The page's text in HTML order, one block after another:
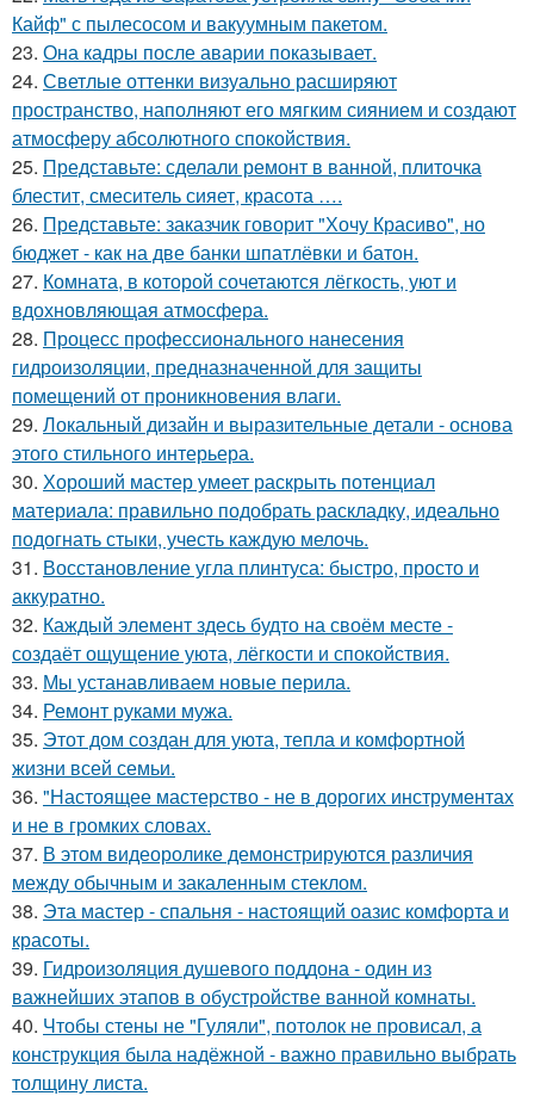
Кайф" с пылесосом и вакуумным пакетом.
23. Она кадры после аварии показывает.
24. Светлые оттенки визуально расширяют
пространство, наполняют его мягким сиянием и создают
атмосферу абсолютного спокойствия.
25. Представьте: сделали ремонт в ванной, плиточка
блестит, смеситель сияет, красота ….
26. Представьте: заказчик говорит "Хочу Красиво", но
бюджет - как на две банки шпатлёвки и батон.
27. Комната, в которой сочетаются лёгкость, уют и
вдохновляющая атмосфера.
28. Процесс профессионального нанесения
гидроизоляции, предназначенной для защиты
помещений от проникновения влаги.
29. Локальный дизайн и выразительные детали - основа
этого стильного интерьера.
30. Хороший мастер умеет раскрыть потенциал
материала: правильно подобрать раскладку, идеально
подогнать стыки, учесть каждую мелочь.
31. Восстановление угла плинтуса: быстро, просто и
аккуратно.
32. Каждый элемент здесь будто на своём месте -
создаёт ощущение уюта, лёгкости и спокойствия.
33. Мы устанавливаем новые перила.
34. Ремонт руками мужа.
35. Этот дом создан для уюта, тепла и комфортной
жизни всей семьи.
36. "Настоящее мастерство - не в дорогих инструментах
и не в громких словах.
37. В этом видеоролике демонстрируются различия
между обычным и закаленным стеклом.
38. Эта мастер - спальня - настоящий оазис комфорта и
красоты.
39. Гидроизоляция душевого поддона - один из
важнейших этапов в обустройстве ванной комнаты.
40. Чтобы стены не "Гуляли", потолок не провисал, а
конструкция была надёжной - важно правильно выбрать
толщину листа.